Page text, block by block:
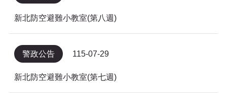
新北防空避難小教室(第八週)
警政公告 115-07-29
新北防空避難小教室(第七週)